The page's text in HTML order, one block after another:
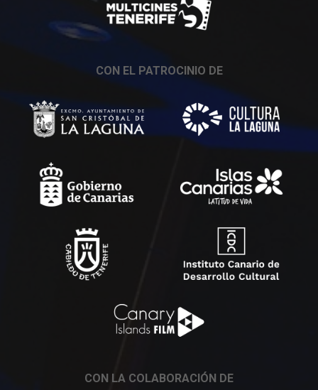
CON EL PATROCINIO DE
CON LA COLABORACIÓN DE